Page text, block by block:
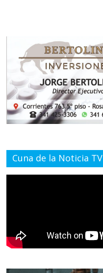
Cuna de la Noticia TV